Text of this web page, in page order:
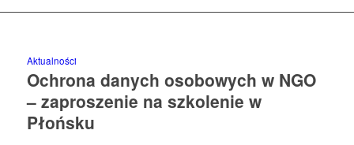
Aktualności
Ochrona danych osobowych w NGO
– zaproszenie na szkolenie w
Płońsku